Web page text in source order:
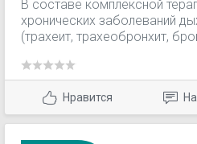
В составе комплексной
хронических заболеваний
(трахеит, трахеобронхит,
Нравится